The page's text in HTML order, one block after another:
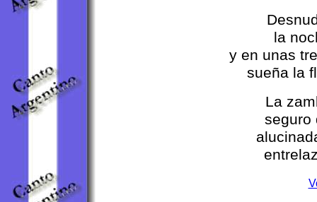
la
y en unas
sueña la
La
seguro